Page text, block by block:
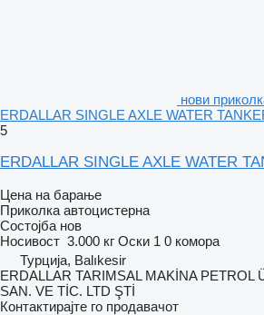
нови
ERDALLAR SINGLE AXLE WATER
5
ERDALLAR SINGLE AXLE WATER
Цена на барање
Приколка автоцистерна
Состојба нов
Носивост 3.000 кг Оски 1 0 комора
Турција, Balıkesir
ERDALLAR TARIMSAL MAKİNA PETROL
SAN. VE TİC. LTD ŞTİ
Контактирајте го продавачот